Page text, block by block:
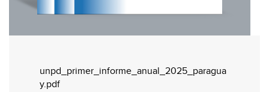
unpd_primer_informe_anual_2025_paragua
y.pdf